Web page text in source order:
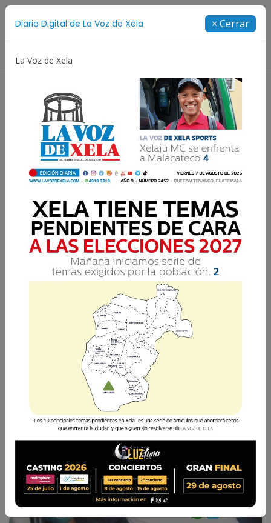
Diario Digital de La Voz de Xela × Cerrar
La Voz de Xela
Asaltan y roban camión
en la Ruta
Interamericana, golpean
a conductor
Un violento asalto y robo de un camión ocurrió
en la madrugada de este jueves en la Ruta
Interamericana.
La Voz de Xela 6 Febrero 2025 09:34